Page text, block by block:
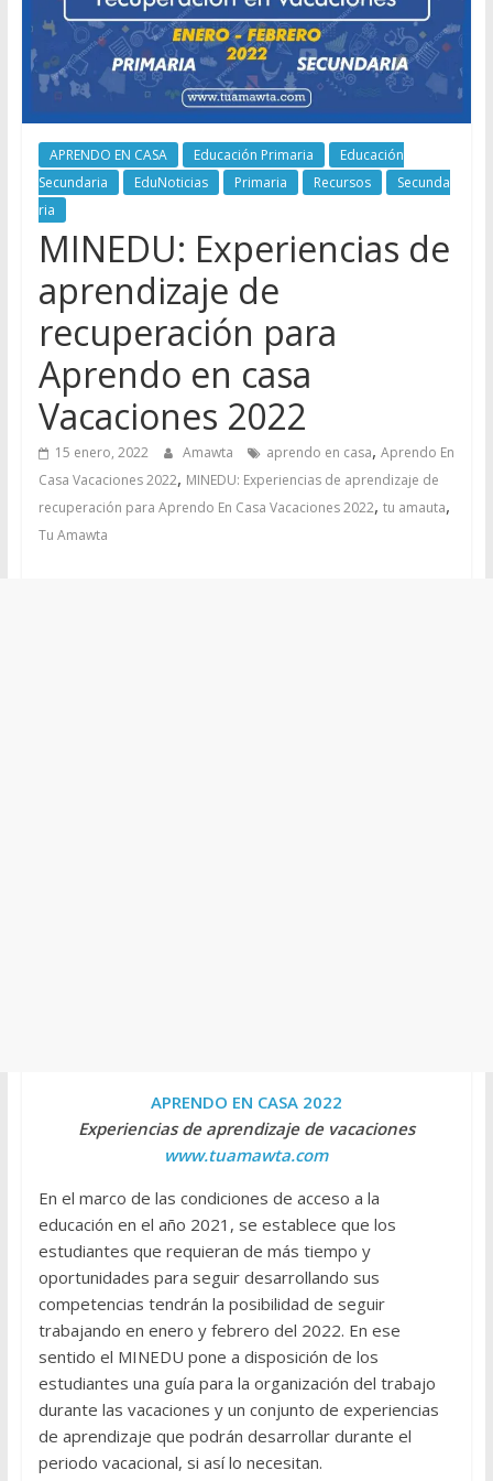
APRENDO EN CASA Educación Primaria
Educación
Secundaria
EduNoticias Primaria Recursos
Secunda
ria
MINEDU: Experiencias de
aprendizaje de
recuperación para
Aprendo en casa
Vacaciones 2022
15 enero, 2022 Amawta aprendo en casa, Aprendo En
Casa Vacaciones 2022, MINEDU: Experiencias de aprendizaje de
recuperación para Aprendo En Casa Vacaciones 2022, tu amauta,
Tu Amawta
APRENDO EN CASA 2022
Experiencias de aprendizaje de vacaciones
www.tuamawta.com
En el marco de las condiciones de acceso a la
educación en el año 2021, se establece que los
estudiantes que requieran de más tiempo y
oportunidades para seguir desarrollando sus
competencias tendrán la posibilidad de seguir
trabajando en enero y febrero del 2022. En ese
sentido el MINEDU pone a disposición de los
estudiantes una guía para la organización del trabajo
durante las vacaciones y un conjunto de experiencias
de aprendizaje que podrán desarrollar durante el
periodo vacacional, si así lo necesitan.